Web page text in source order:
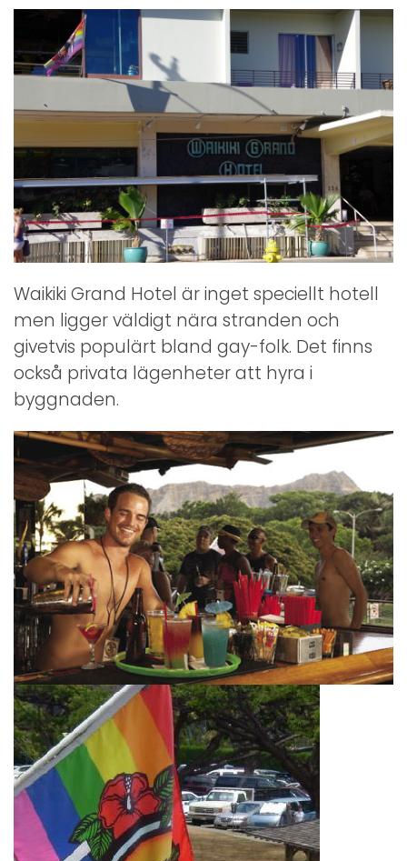
Waikiki Grand Hotel är inget speciellt hotell
men ligger väldigt nära stranden och
givetvis populärt bland gay-folk. Det finns
också privata lägenheter att hyra i
byggnaden.